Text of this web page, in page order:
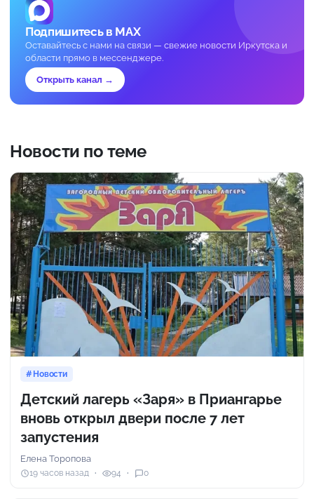
Подпишитесь в MAX
Оставайтесь с нами на связи — свежие новости Иркутска и
области прямо в мессенджере.
Открыть канал →
Новости по теме
Новости
Детский лагерь «Заря» в Приангарье
вновь открыл двери после 7 лет
запустения
Елена Торопова
19 часов назад 94 0